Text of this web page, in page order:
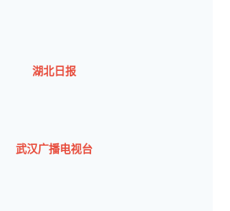
湖北日报
武汉广播电视台